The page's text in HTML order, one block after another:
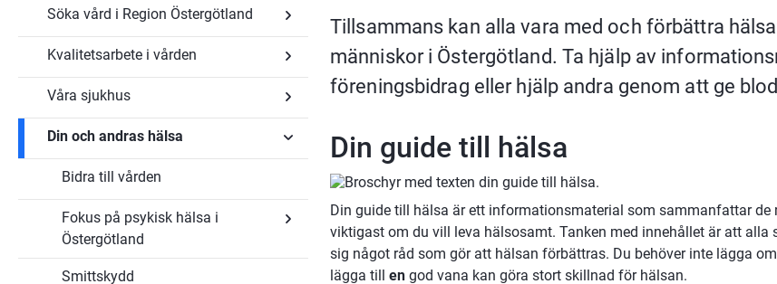
Söka vård i Region Östergötland
Undersidor
för
vård i
Region
Östergötland
Kvalitetsarbete i vården
Undersidor
för
vården
Våra sjukhus
Undersidor
för
Din och andras hälsa
Undersidor
för
och
Bidra till vården
Fokus på psykisk hälsa i
Östergötland
Undersidor
Smittskydd
Tillsammans kan alla vara med och förbättra
människor i Östergötland. Ta hjälp av
föreningsbidrag eller hjälp andra genom att ge
Din guide till hälsa
Din guide till hälsa är ett informationsmaterial som sammanfattar de
viktigast om du vill leva hälsosamt. Tanken med innehållet är att alla
sig något råd som gör att hälsan förbättras. Du behöver inte lägga
lägga till en god vana kan göra stort skillnad för hälsan.